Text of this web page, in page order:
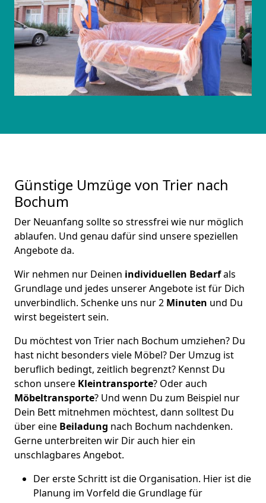
Günstige Umzüge von Trier nach
Bochum
Der Neuanfang sollte so stressfrei wie nur möglich
ablaufen. Und genau dafür sind unsere speziellen
Angebote da.
Wir nehmen nur Deinen individuellen Bedarfals
Grundlage und jedes unserer Angebote ist für Dich
unverbindlich. Schenke uns nur 2 Minuten und Du
wirst begeistert sein.
Du möchtest von Trier nach Bochum umziehen? Du
hast nicht besonders viele Möbel? Der Umzug ist
beruflich bedingt, zeitlich begrenzt? Kennst Du
schon unsere Kleintransporte? Oder auch
Möbeltransporte? Und wenn Du zum Beispiel nur
Dein Bett mitnehmen möchtest, dann solltest Du
über eine Beiladung nach Bochum nachdenken.
Gerne unterbreiten wir Dir auch hier ein
unschlagbares Angebot.
Der erste Schritt ist die Organisation. Hier ist die
Planung im Vorfeld die Grundlage für